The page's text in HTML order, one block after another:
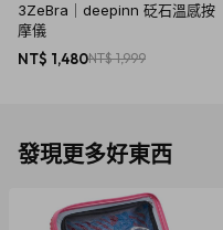
3ZeBra｜deepinn 砭石溫感按
摩儀
NT$ 1,480NT$ 1,999
發現更多好東西